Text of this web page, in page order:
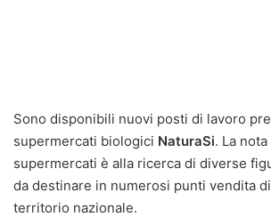
Sono disponibili nuovi posti di lavoro
supermercati biologici NaturaSi. La
supermercati è alla ricerca di diverse
da destinare in numerosi punti vendita
territorio nazionale.